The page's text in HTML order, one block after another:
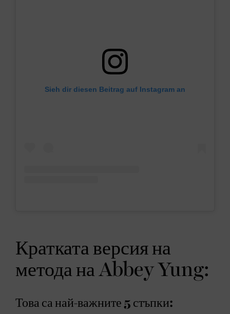
Sieh dir diesen Beitrag auf Instagram an
Кратката версия на
метода на Abbey Yung:
Това са най-важните 5 стъпки: